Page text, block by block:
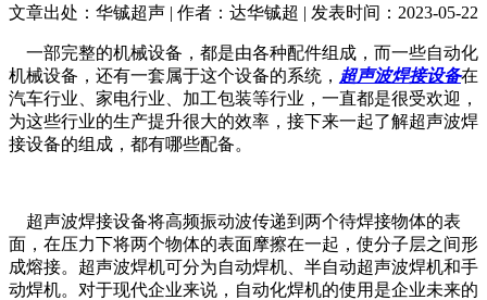
文章出处：华铖超声 | 作者：达华铖超 | 发表时间：2023-05-22
一部完整的机械设备，都是由各种配件组成，而一些自动化
机械设备，还有一套属于这个设备的系统， 超声波焊接设备在
汽车行业、家电行业、加工包装等行业，一直都是很受欢迎，
为这些行业的生产提升很大的效率，接下来一起了解超声波焊
接设备的组成，都有哪些配备。
超声波焊接设备将高频振动波传递到两个待焊接物体的表
面，在压力下将两个物体的表面摩擦在一起，使分子层之间形
成熔接。超声波焊机可分为自动焊机、半自动超声波焊机和手
动焊机。对于现代企业来说，自动化焊机的使用是企业未来的